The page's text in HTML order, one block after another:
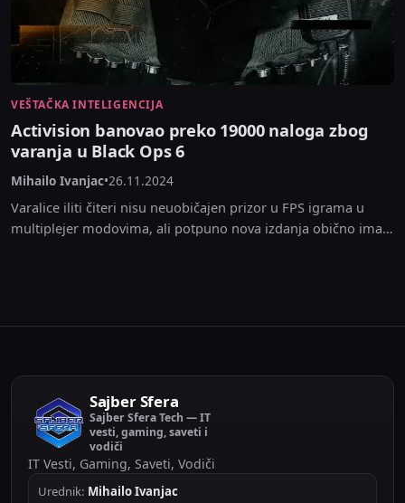
VEŠTAČKA INTELIGENCIJA
Activision banovao preko 19000 naloga zbog
varanja u Black Ops 6
Mihailo Ivanjac•26.11.2024
Varalice iliti čiteri nisu neuobičajen prizor u FPS igrama u
multiplejer modovima, ali potpuno nova izdanja obično imaju
Sajber Sfera
Sajber Sfera Tech — IT
vesti, gaming, saveti i
vodiči
IT Vesti, Gaming, Saveti, Vodiči
Urednik: Mihailo Ivanjac